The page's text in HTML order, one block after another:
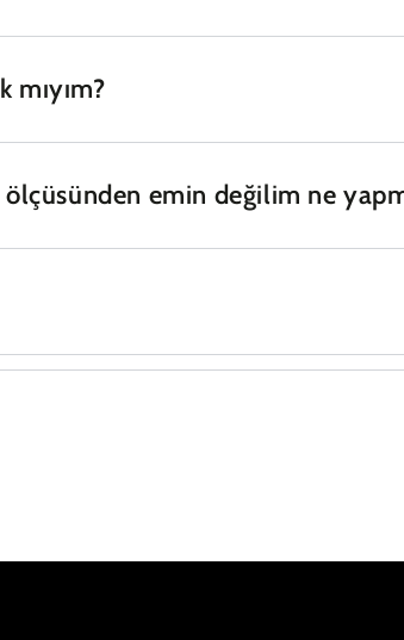
mıyım?
emin değilim ne